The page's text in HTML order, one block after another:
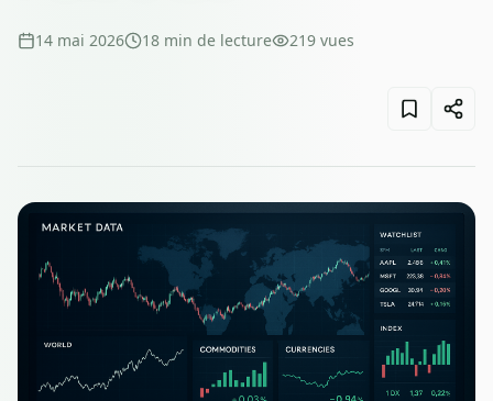
14 mai 2026 18 min de lecture 219 vues